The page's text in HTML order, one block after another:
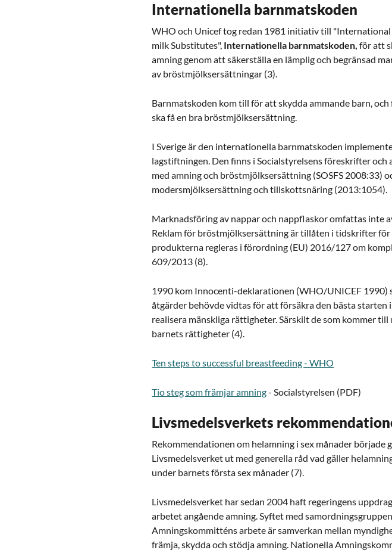
Internationella barnmatskoden
WHO och Unicef tog redan 1981 initiativ till
milk Substitutes", Internationella barnmatskoden, för att
amning genom att säkerställa en lämplig och begränsad
av bröstmjölksersättningar (3).
Barnmatskoden kom till för att skydda ammande barn,
ska få en bra bröstmjölksersättning.
I Sverige är den internationella barnmatskoden
lagstiftningen. Den finns i Socialstyrelsens föreskrifter och
med amning och bröstmjölksersättning (SOSFS 2008:33)
modersmjölksersättning och tillskottsnäring (2013:1054).
Marknadsföring av nappar och nappflaskor omfattas inte
Reklam för bröstmjölksersättning är tillåten i tidskrifter
produkterna regleras i förordning (EU) 2016/127 om
609/2013 (8).
1990 kom Innocenti-deklarationen (WHO/UNICEF 1990)
åtgärder behövde vidtas för att försäkra den bästa starten
realisera mänskliga rättigheter. Särskilt de som kommer
barnets rättigheter (4).
Ten steps to successful breastfeeding - WHO
Tio steg som främjar amning- Socialstyrelsen (PDF)
Livsmedelsverkets
Rekommendationen om helamning i sex månader började
Livsmedelsverket ut med generella råd vad gäller
under barnets första sex månader (7).
Livsmedelsverket har sedan 2004 haft regeringens
arbetet angående amning. Syftet med
Amningskommitténs arbete är samverkan mellan
främja, skydda och stödja amning. Nationella